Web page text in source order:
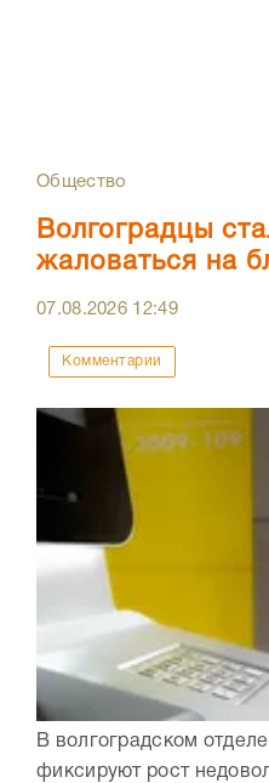
Общество
Волгоградцы
жаловаться на
07.08.2026 12:49
Комментарии
В волгоградском
фиксируют рост